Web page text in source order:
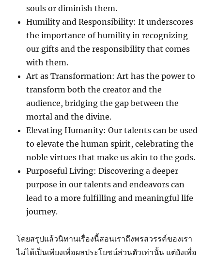
souls or diminish them.
Humility and Responsibility: It underscores
the importance of humility in recognizing
our gifts and the responsibility that comes
with them.
Art as Transformation: Art has the power to
transform both the creator and the
audience, bridging the gap between the
mortal and the divine.
Elevating Humanity: Our talents can be used
to elevate the human spirit, celebrating the
noble virtues that make us akin to the gods.
Purposeful Living: Discovering a deeper
purpose in our talents and endeavors can
lead to a more fulfilling and meaningful life
journey.
โดยสรุปแล้วนิทานเรื่องนี้สอนเราถึงพรสวรรค์ของเรา
ไม่ได้เป็นเพียงเพื่อผลประโยชน์ส่วนตัวเท่านั้น แต่ยังเพื่อ